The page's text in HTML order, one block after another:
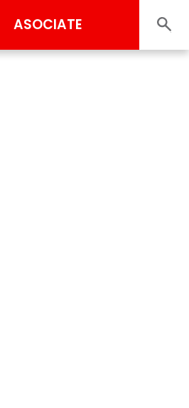
ASOCIATE